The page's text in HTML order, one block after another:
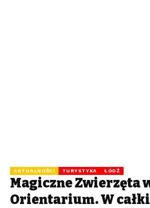
AKTUALNOŚCI TURYSTYKA ŁÓDŹ
Magiczne Zwierzęta
Orientarium. W